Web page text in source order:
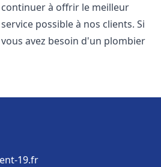
continuer à offrir le meilleur
service possible à nos clients. Si
vous avez besoin d'un plombier
19.fr